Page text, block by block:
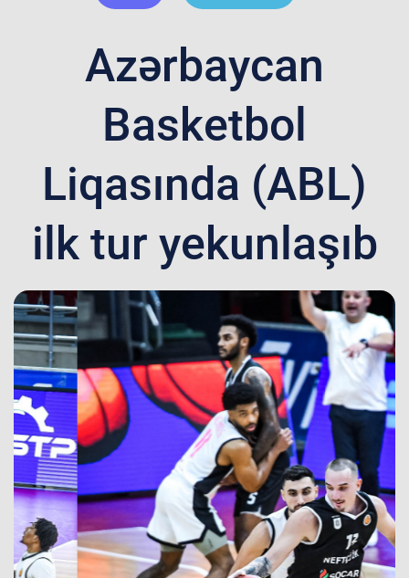
Azərbaycan
Basketbol
Liqasında (ABL)
ilk tur yekunlaşıb